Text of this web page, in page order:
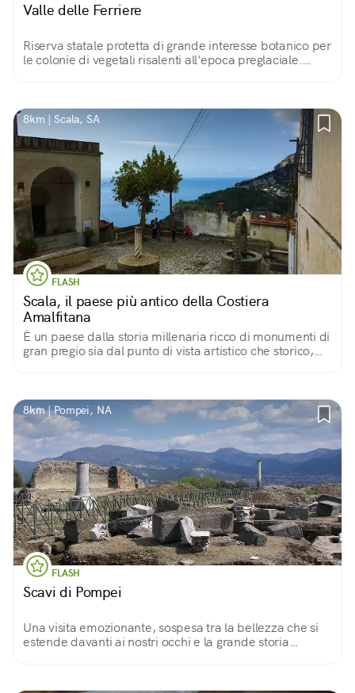
Valle delle Ferriere
Riserva statale protetta di grande interesse botanico per
le colonie di vegetali risalenti all'epoca preglaciale.
8km | Scala, SA
FLASH
Scala, il paese più antico della Costiera
Amalfitana
È un paese dalla storia millenaria ricco di monumenti di
gran pregio sia dal punto di vista artistico che storico,
8km | Pompei, NA
FLASH
Scavi di Pompei
Una visita emozionante, sospesa tra la bellezza che si
estende davanti ai nostri occhi e la grande storia